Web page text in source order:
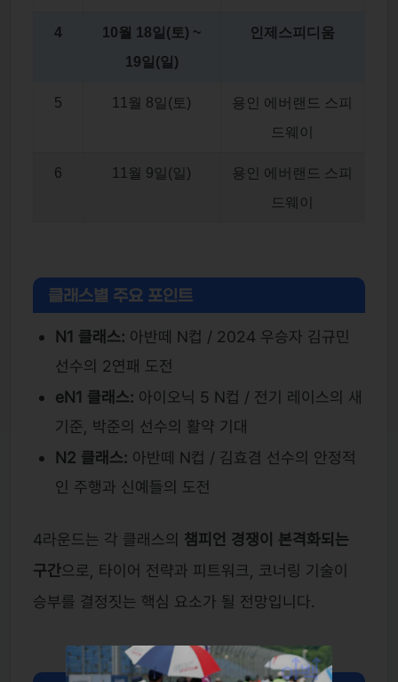
4
10월 18일(토) ~
19일(일)
인제스피디움
5 11월 8일(토)
용인 에버랜드 스피
드웨이
6 11월 9일(일)
용인 에버랜드 스피
드웨이
클래스별 주요 포인트
N1 클래스: 아반떼 N컵 / 2024 우승자 김규민
선수의 2연패 도전
eN1 클래스: 아이오닉 5 N컵 / 전기 레이스의 새
기준, 박준의 선수의 활약 기대
N2 클래스: 아반떼 N컵 / 김효겸 선수의 안정적
인 주행과 신예들의 도전
4라운드는 각 클래스의 챔피언 경쟁이 본격화되는
구간으로, 타이어 전략과 피트워크, 코너링 기술이
승부를 결정짓는 핵심 요소가 될 전망입니다.